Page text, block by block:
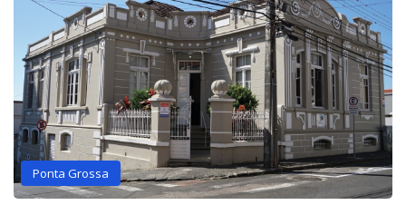
Ponta Grossa